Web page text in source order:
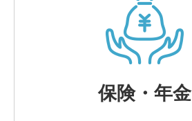
保険・年金